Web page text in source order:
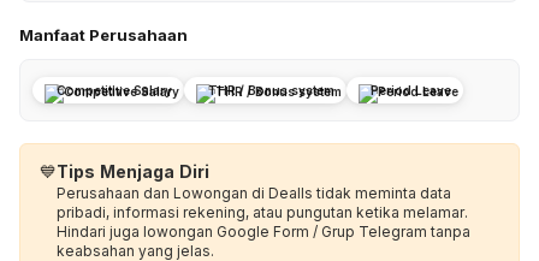
Manfaat Perusahaan
Competitive Salary THR / Bonus system Period Leave
💙Tips Menjaga Diri
Perusahaan dan Lowongan di Dealls tidak meminta data
pribadi, informasi rekening, atau pungutan ketika melamar.
Hindari juga lowongan Google Form / Grup Telegram tanpa
keabsahan yang jelas.